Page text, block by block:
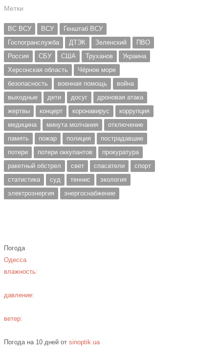
Метки
ВС ВСУ ВСУ
Генштаб ВСУ
Госпогранслужба
ДТЭК Зеленский
ПВО
Россия
СБУ США Труханов
Украина
Херсонская область
Чёрное море
безопасность
военная помощь
война
выходные
дети досуг
дроновая атака
жертвы
концерт коронавирус
коррупция
медицина
минута молчания
отключение
память
пожар полиция
пострадавшие
потери
потери оккупантов
прокуратура
ракетный обстрел
свет спасатели
спорт
статистика
суд теннис
экология
электроэнергия
энергоснабжение
Погода
Одесса
влажность:
давление:
ветер:
Погода на 10 дней отsinoptik.ua